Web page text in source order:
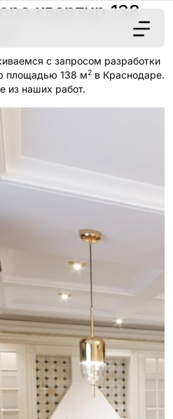
Дизайн
Ремонт
Цены
г. Краснодар
8 (861) 945-12-
проект
квартир 138
с запросом разработки
площадью 138 м2 в Краснодаре.
из наших работ.